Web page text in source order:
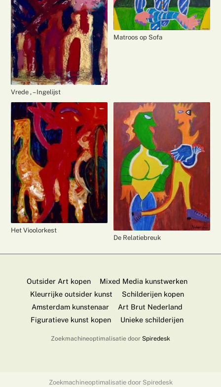
Vrede , – Ingelijst
Matroos op Sofa
Het Vioolorkest
De Relatiebreuk
Outsider Art kopen
Mixed Media kunstwerken
Kleurrijke outsider kunst
Schilderijen kopen
Amsterdam kunstenaar
Art Brut Nederland
Figuratieve kunst kopen
Unieke schilderijen
Zoekmachineoptimalisatie door Spiredesk
Zoekmachineoptimalisatie door Spiredesk